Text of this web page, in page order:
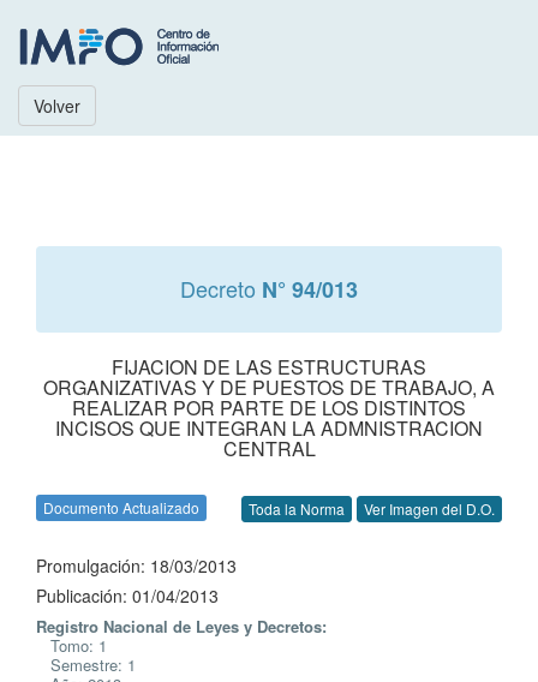
Volver
Decreto N° 94/013
FIJACION DE LAS ESTRUCTURAS
ORGANIZATIVAS Y DE PUESTOS DE TRABAJO, A
REALIZAR POR PARTE DE LOS DISTINTOS
INCISOS QUE INTEGRAN LA ADMNISTRACION
CENTRAL
Documento Actualizado Toda la Norma Ver Imagen del D.O.
Promulgación: 18/03/2013
Publicación: 01/04/2013
Registro Nacional de Leyes y Decretos:
Tomo: 1
Semestre: 1